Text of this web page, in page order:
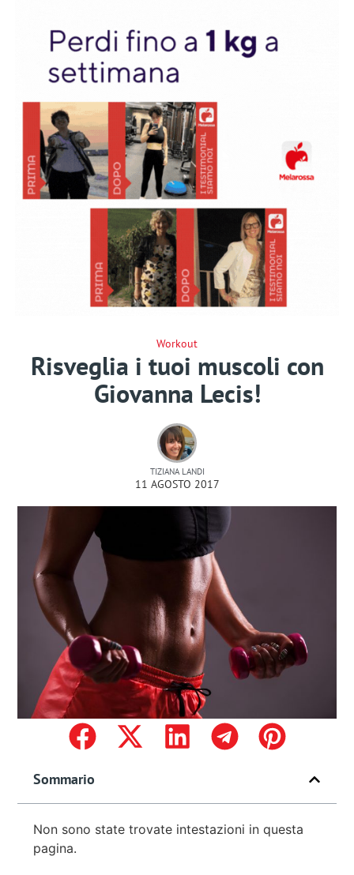
Workout
Risveglia i tuoi muscoli con
Giovanna Lecis!
TIZIANA LANDI
11 AGOSTO 2017
Sommario
Non sono state trovate intestazioni in questa
pagina.